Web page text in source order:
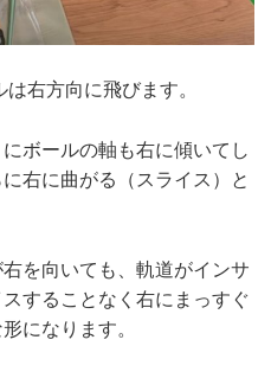
右方向に飛びます。
ボールの軸も右に傾いてし
右に曲がる（スライス）と
を向いても、軌道がインサ
することなく右にまっすぐ
になります。